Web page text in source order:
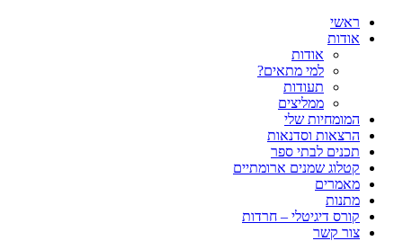
ראשי
אודות
אודות
למי מתאים?
תעודות
ממליצים
המומחיות שלי
הרצאות וסדנאות
תכנים לבתי ספר
קטלוג שמנים ארומתיים
מאמרים
מתנות
קורס דיגיטלי – חרדות
צור קשר